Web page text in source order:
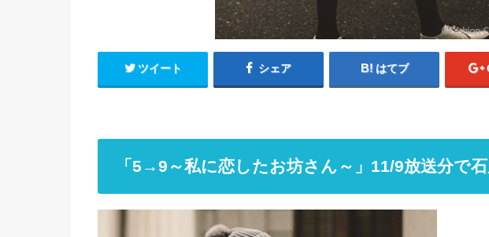
ツイート シェア はてブ
「5→9～私に恋したお坊さん～」11/9放送分で